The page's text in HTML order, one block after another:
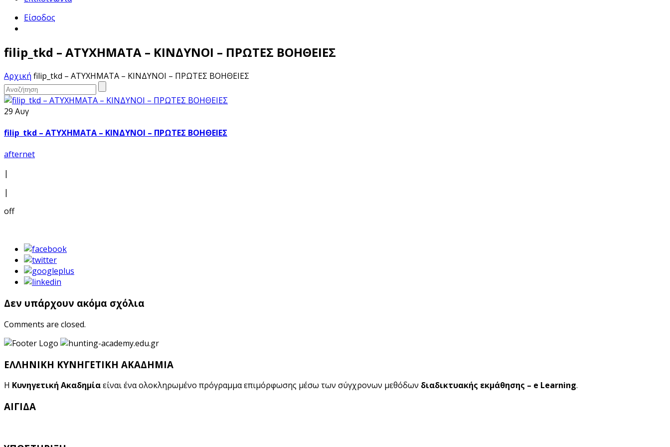
Είσοδος
filip_tkd – ΑΤΥΧΗΜΑΤΑ – ΚΙΝΔΥΝΟΙ – ΠΡΩΤΕΣ ΒΟΗΘΕΙΕΣ
Αρχική filip_tkd – ΑΤΥΧΗΜΑΤΑ – ΚΙΝΔΥΝΟΙ – ΠΡΩΤΕΣ ΒΟΗΘΕΙΕΣ
29 Αυγ
filip_tkd – ΑΤΥΧΗΜΑΤΑ – ΚΙΝΔΥΝΟΙ – ΠΡΩΤΕΣ ΒΟΗΘΕΙΕΣ
afternet
|
|
off
Δεν υπάρχουν ακόμα σχόλια
Comments are closed.
ΕΛΛΗΝΙΚΗ ΚΥΝΗΓΕΤΙΚΗ ΑΚΑΔΗΜΙΑ
Η Κυνηγετική Ακαδημίαείναι ένα ολοκληρωμένο πρόγραμμα επιμόρφωσης μέσω των σύγχρονων μεθόδων διαδικτυακής εκμάθησης – e Learning.
ΑΙΓΙΔΑ